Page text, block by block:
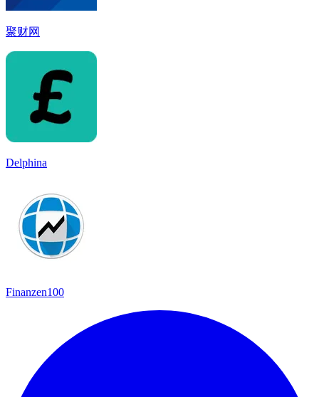
聚财网
Delphina
Finanzen100